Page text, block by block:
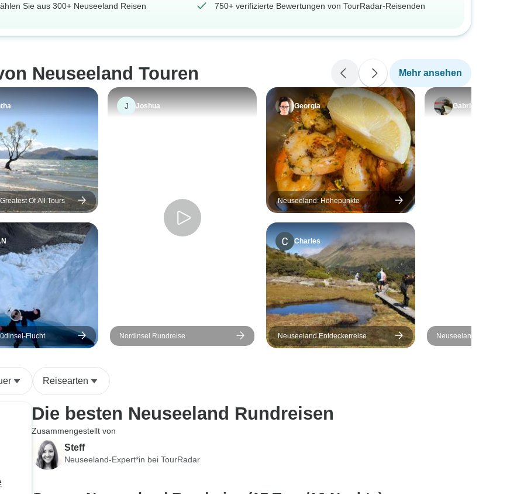
Sie aus 300+ Neuseeland Reisen 750+ verifizierte Bewertungen von TourRadar-Reisenden
Neuseeland Touren Mehr ansehen
Of All Tours
Flucht
J Joshua
Nordinsel Rundreise
Georgia
Neuseeland: Höhepunkte
Charles
Neuseeland Entdeckerreise
Gabriele
Neuseeland: Sweet As
(westwärts)
Reisearten
Die besten Neuseeland Rundreisen
Zusammengestellt von
Steff
Neuseeland-Expert*in bei TourRadar